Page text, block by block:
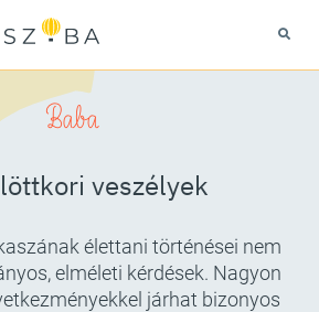
Baba
veszélyek
élettani történései nem
elméleti kérdések. Nagyon
járhat bizonyos